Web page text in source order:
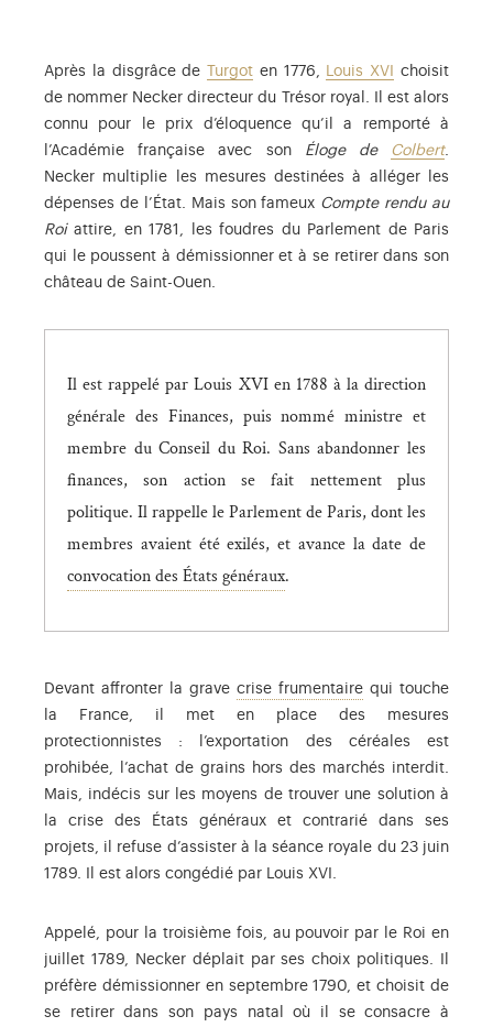
Après la disgrâce de Turgot en 1776, Louis XVI
choisit
de nommer Necker directeur du Trésor royal. Il est alors
connu pour le prix d’éloquence qu’il a remporté à
l’Académie française avec son Éloge de Colbert.
Necker multiplie les mesures destinées à alléger les
dépenses de l’État. Mais son fameux Compte rendu au
Roiattire, en 1781, les foudres du Parlement de Paris
qui le poussent à démissionner et à se retirer dans son
château de Saint-Ouen.
Il est rappelé par Louis XVI en 1788 à la direction
générale des Finances, puis nommé ministre et
membre du Conseil du Roi. Sans abandonner les
finances, son action se fait nettement plus
politique. Il rappelle le Parlement de Paris, dont les
membres avaient été exilés, et avance la date de
convocation des États générauxLe 4 mai 1789, Louis XVI
.
Devant affronter la grave crise frumentaireDérivée de
qui touche
la France, il met en place des mesures
protectionnistes : l’exportation des céréales est
prohibée, l’achat de grains hors des marchés interdit.
Mais, indécis sur les moyens de trouver une solution à
la crise des États généraux et contrarié dans ses
projets, il refuse d’assister à la séance royale du 23 juin
1789. Il est alors congédié par Louis XVI.
Appelé, pour la troisième fois, au pouvoir par le Roi en
juillet 1789, Necker déplait par ses choix politiques. Il
préfère démissionner en septembre 1790, et choisit de
se retirer dans son pays natal où il se consacre à